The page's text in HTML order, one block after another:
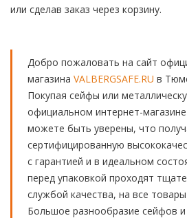
или сделав заказ через корзину.
Добро пожаловать на сайт
магазина VALBERGSAFE.RU в
Покупая сейфы или
официальном интернет-
можете быть уверены, что
сертифицированную
с гарантией и в идеальном
перед упаковкой проходят
службой качества, на все
Большое разнообразие сейфов